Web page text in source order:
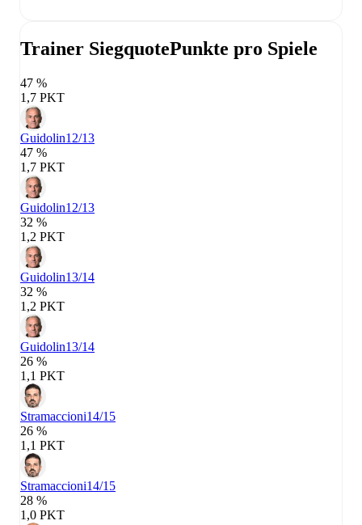
Trainer SiegquotePunkte pro Spiele
47 %
1,7 PKT
Guidolin12/13
47 %
1,7 PKT
Guidolin12/13
32 %
1,2 PKT
Guidolin13/14
32 %
1,2 PKT
Guidolin13/14
26 %
1,1 PKT
Stramaccioni14/15
26 %
1,1 PKT
Stramaccioni14/15
28 %
1,0 PKT